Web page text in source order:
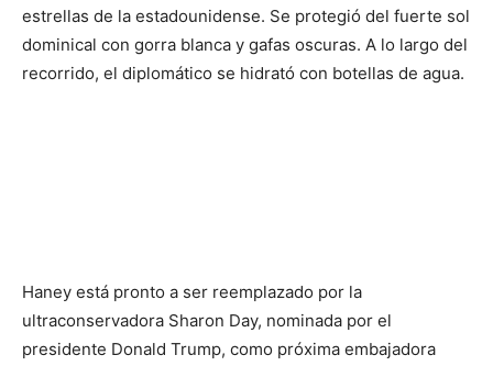
estrellas de la estadounidense. Se protegió del fuerte sol
dominical con gorra blanca y gafas oscuras. A lo largo del
recorrido, el diplomático se hidrató con botellas de agua.
Haney está pronto a ser reemplazado por la
ultraconservadora Sharon Day, nominada por el
presidente Donald Trump, como próxima embajadora